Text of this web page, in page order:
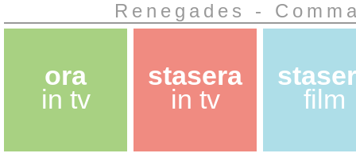
Renegades -
ora
in tv
stasera
in tv
film